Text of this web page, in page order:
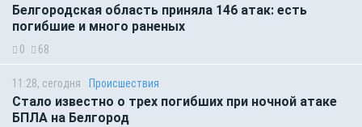
Белгородская область приняла 146 атак: есть
погибшие и много раненых
0 68
11:28, сегодня Происшествия
Стало известно о трех погибших при ночной атаке
БПЛА на Белгород